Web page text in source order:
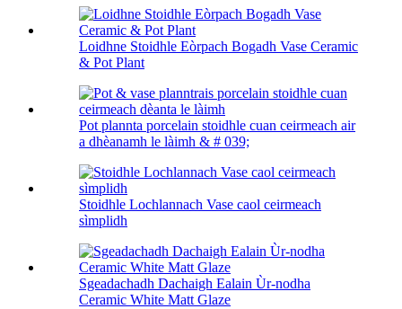
Loidhne Stoidhle Eòrpach Bogadh Vase Ceramic
& Pot Plant
Pot plannta porcelain stoidhle cuan ceirmeach air
a dhèanamh le làimh & # 039;
Stoidhle Lochlannach Vase caol ceirmeach
sìmplidh
Sgeadachadh Dachaigh Ealain Ùr-nodha
Ceramic White Matt Glaze